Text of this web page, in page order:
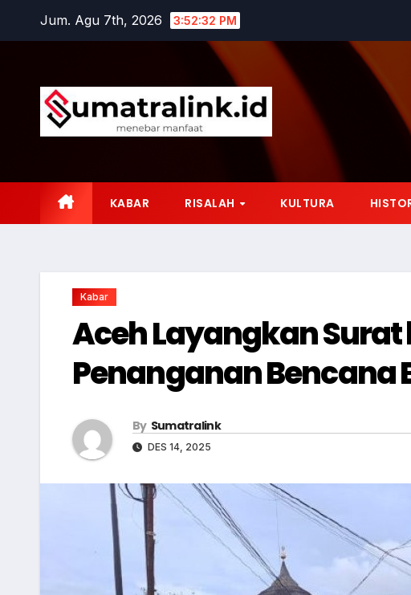
Jum. Agu 7th, 2026 3:52:33 PM
KABAR RISALAH KULTURA
Kabar
Aceh Layangkan Surat
Penanganan Bencana
By Sumatralink
DES 14, 2025